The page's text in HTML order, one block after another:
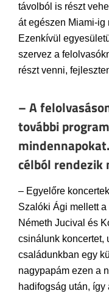
távolból is részt
át egészen Miami-ig
Ezenkívül
szervez a
részt venni,
– A
további
célból rendezik
– Egyelőre
Szalóki Ági mellett
Németh Jucival és
csinálunk koncertet,
családunkban egy
nagypapám ezen a
hadifogság után,